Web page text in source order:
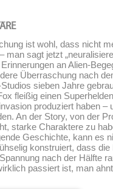
ist wohl, dass nicht
man sagt jetzt
an Alien-
Überraschung nach
sieben Jahre
fleißig einen
produziert haben –
An der Story, von der
starke Charaktere zu
Geschichte, kann es
konstruiert, dass die
nach der Hälfte
passiert ist, man